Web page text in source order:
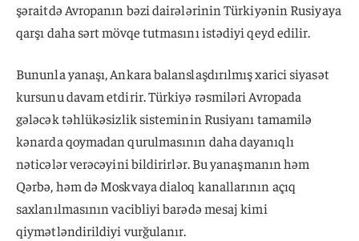
şəraitdə Avropanın bəzi dairələrinin Türkiyənin Rusiyaya
qarşı daha sərt mövqe tutmasını istədiyi qeyd edilir.
Bununla yanaşı, Ankara balanslaşdırılmış xarici siyasət
kursunu davam etdirir. Türkiyə rəsmiləri Avropada
gələcək təhlükəsizlik sisteminin Rusiyanı tamamilə
kənarda qoymadan qurulmasının daha dayanıqlı
nəticələr verəcəyini bildirirlər. Bu yanaşmanın həm
Qərbə, həm də Moskvaya dialoq kanallarının açıq
saxlanılmasının vacibliyi barədə mesaj kimi
qiymətləndirildiyi vurğulanır.